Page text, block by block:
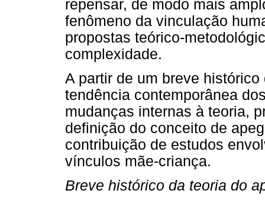
repensar, de modo mais
fenômeno da vinculação
propostas teórico-
complexidade.
A partir de um breve
tendência contemporânea
mudanças internas à teoria,
definição do conceito de
contribuição de estudos
vínculos mãe-criança.
Breve histórico da teoria do